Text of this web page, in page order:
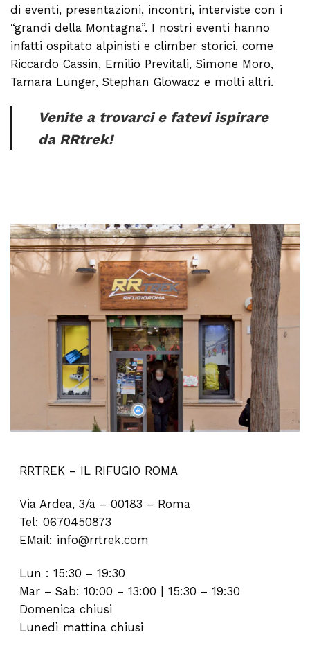
di eventi, presentazioni, incontri, interviste con i
“grandi della Montagna”. I nostri eventi hanno
infatti ospitato alpinisti e climber storici, come
Riccardo Cassin, Emilio Previtali, Simone Moro,
Tamara Lunger, Stephan Glowacz e molti altri.
Venite a trovarci e fatevi ispirare
da RRtrek!
RRTREK – IL RIFUGIO ROMA
Via Ardea, 3/a – 00183 – Roma
Tel: 0670450873
EMail: info@rrtrek.com
Lun : 15:30 – 19:30
Mar – Sab: 10:00 – 13:00 | 15:30 – 19:30
Domenica chiusi
Lunedì mattina chiusi